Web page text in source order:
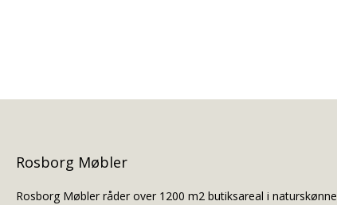
Rosborg Møbler
Rosborg Møbler råder over 1200 m2 butiksareal i naturskønne